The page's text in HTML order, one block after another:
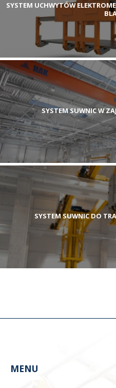
SYSTEM UCHWYTÓW
SYSTEM SUWNIC W
SYSTEM SUWNIC DO
MENU